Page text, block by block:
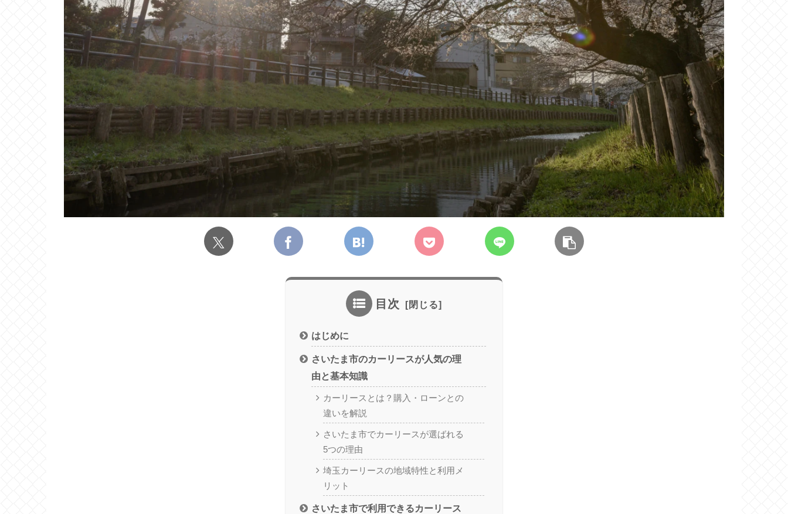
目次
はじめに
さいたま市のカーリースが人気の理
由と基本知識
カーリースとは？購入・ローンとの
違いを解説
さいたま市でカーリースが選ばれる
5つの理由
埼玉カーリースの地域特性と利用メ
リット
さいたま市で利用できるカーリース